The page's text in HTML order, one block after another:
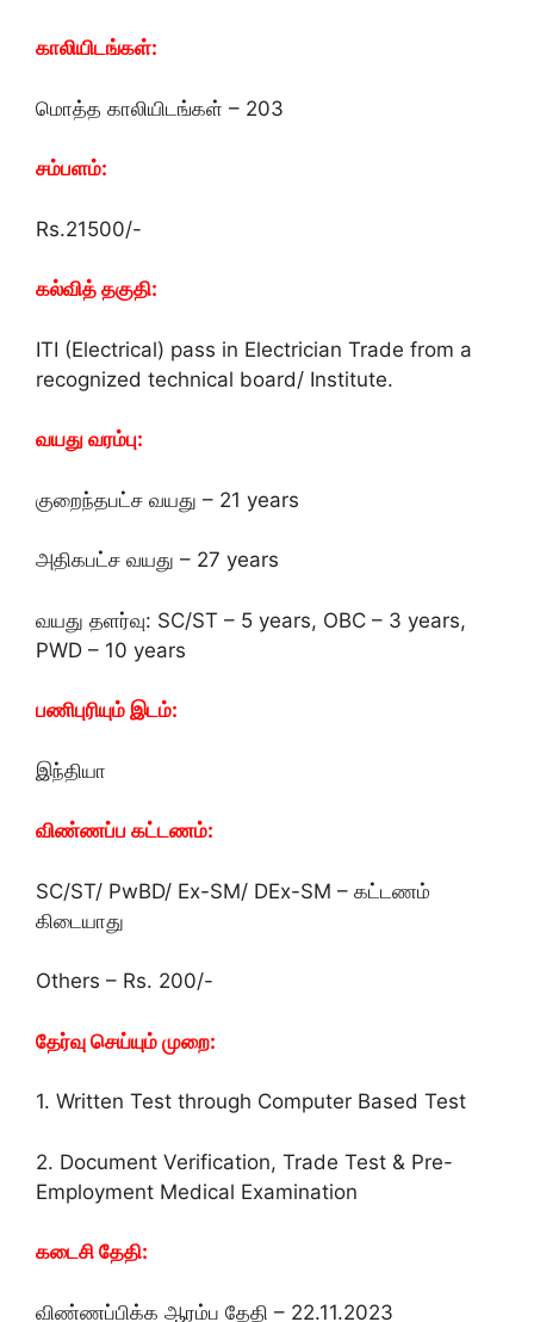
காலியிடங்கள்:
மொத்த காலியிடங்கள் – 203
சம்பளம்:
Rs.21500/-
கல்வித் தகுதி:
ITI (Electrical) pass in Electrician Trade from a
recognized technical board/ Institute.
வயது வரம்பு:
குறைந்தபட்ச வயது – 21 years
அதிகபட்ச வயது – 27 years
வயது தளர்வு: SC/ST – 5 years, OBC – 3 years,
PWD – 10 years
பணிபுரியும் இடம்:
இந்தியா
விண்ணப்ப கட்டணம்:
SC/ST/ PwBD/ Ex-SM/ DEx-SM – கட்டணம்
கிடையாது
Others – Rs. 200/-
தேர்வு செய்யும் முறை:
1. Written Test through Computer Based Test
2. Document Verification, Trade Test & Pre-
Employment Medical Examination
கடைசி தேதி:
விண்ணப்பிக்க ஆரம்ப தேதி – 22.11.2023